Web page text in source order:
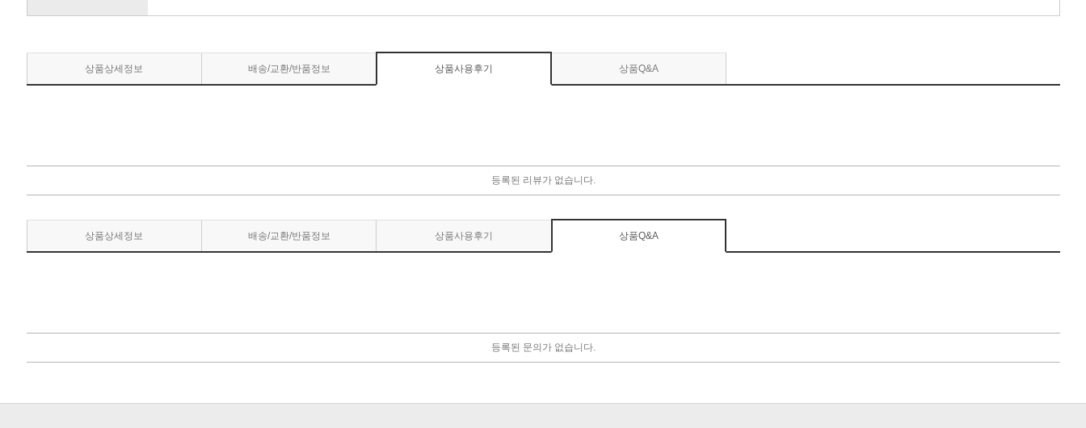
상품상세정보 배송/교환/반품정보 상품사용후기 상품Q&A
등록된 리뷰가 없습니다.
상품상세정보 배송/교환/반품정보 상품사용후기 상품Q&A
등록된 문의가 없습니다.